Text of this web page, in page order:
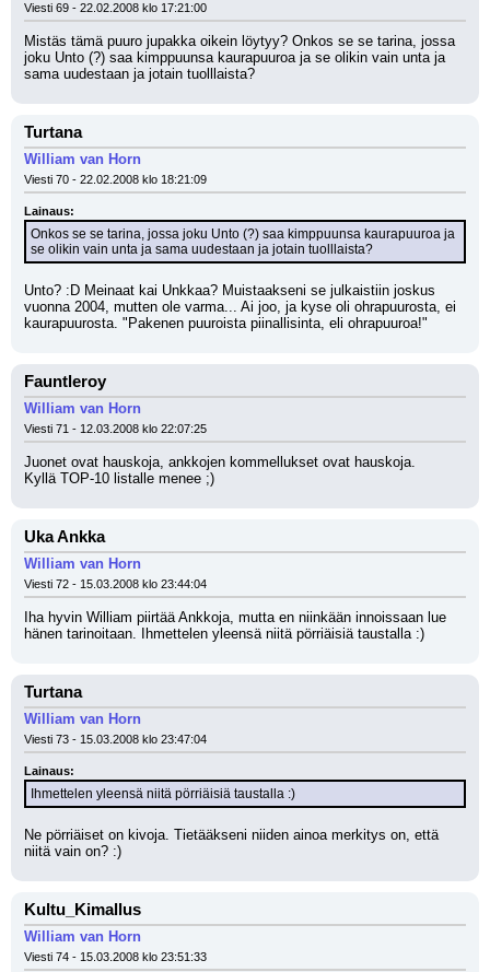
Viesti 69 - 22.02.2008 klo 17:21:00
Mistäs tämä puuro jupakka oikein löytyy? Onkos se se tarina, jossa
joku Unto (?) saa kimppuunsa kaurapuuroa ja se olikin vain unta ja
sama uudestaan ja jotain tuolllaista?
Turtana
William van Horn
Viesti 70 - 22.02.2008 klo 18:21:09
Lainaus:
Onkos se se tarina, jossa joku Unto (?) saa kimppuunsa kaurapuuroa ja
se olikin vain unta ja sama uudestaan ja jotain tuolllaista?
Unto? :D Meinaat kai Unkkaa? Muistaakseni se julkaistiin joskus
vuonna 2004, mutten ole varma... Ai joo, ja kyse oli ohrapuurosta, ei
kaurapuurosta. "Pakenen puuroista piinallisinta, eli ohrapuuroa!"
Fauntleroy
William van Horn
Viesti 71 - 12.03.2008 klo 22:07:25
Juonet ovat hauskoja, ankkojen kommellukset ovat hauskoja.
Kyllä TOP-10 listalle menee ;)
Uka Ankka
William van Horn
Viesti 72 - 15.03.2008 klo 23:44:04
Iha hyvin William piirtää Ankkoja, mutta en niinkään innoissaan lue
hänen tarinoitaan. Ihmettelen yleensä niitä pörriäisiä taustalla :)
Turtana
William van Horn
Viesti 73 - 15.03.2008 klo 23:47:04
Lainaus:
Ihmettelen yleensä niitä pörriäisiä taustalla :)
Ne pörriäiset on kivoja. Tietääkseni niiden ainoa merkitys on, että
niitä vain on? :)
Kultu_Kimallus
William van Horn
Viesti 74 - 15.03.2008 klo 23:51:33